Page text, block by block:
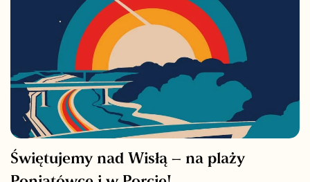
Świętujemy nad Wisłą – na plaży